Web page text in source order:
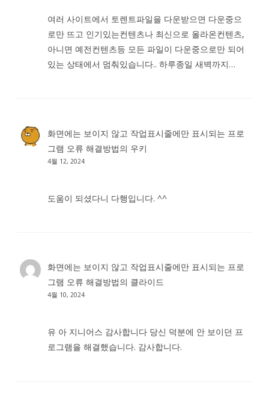
여러 사이트에서 토렌트파일을 다운받으면 다운중으
로만 뜨고 인기있는컨텐츠나 최신으로 올라온컨텐츠,
아니면 예전컨텐츠등 모든 파일이 다운중으로만 되어
있는 상태에서 멈춰있습니다.. 하루종일 새벽까지…
화면에는 보이지 않고 작업표시줄에만 표시되는 프로
그램 오류 해결방법의 우키
4월 12, 2024
도움이 되셨다니 다행입니다. ^^
화면에는 보이지 않고 작업표시줄에만 표시되는 프로
그램 오류 해결방법의 클라이드
4월 10, 2024
유 아 지니어스 감사합니다 당신 덕분에 안 보이던 프
로그램을 해결했습니다. 감사합니다.